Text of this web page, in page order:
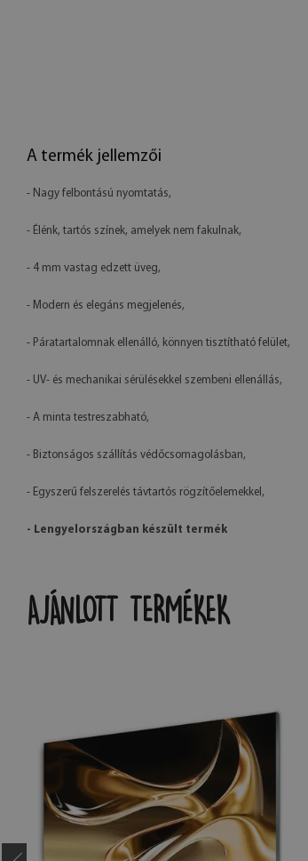
A termék jellemzői
- Nagy felbontású nyomtatás,
- Élénk, tartós színek, amelyek nem fakulnak,
- 4 mm vastag edzett üveg,
- Modern és elegáns megjelenés,
- Páratartalomnak ellenálló, könnyen tisztítható felület,
- UV- és mechanikai sérülésekkel szembeni ellenállás,
- A minta testreszabható,
- Biztonságos szállítás védőcsomagolásban,
- Egyszerű felszerelés távtartós rögzítőelemekkel,
- Lengyelországban készült termék
AJÁNLOTT TERMÉKEK